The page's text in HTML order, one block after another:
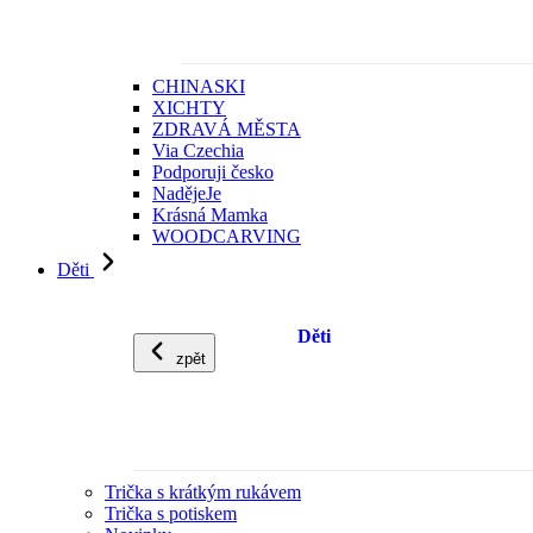
CHINASKI
XICHTY
ZDRAVÁ MĚSTA
Via Czechia
Podporuji česko
NadějeJe
Krásná Mamka
WOODCARVING
Děti
zpět
Děti
Trička s krátkým rukávem
Trička s potiskem